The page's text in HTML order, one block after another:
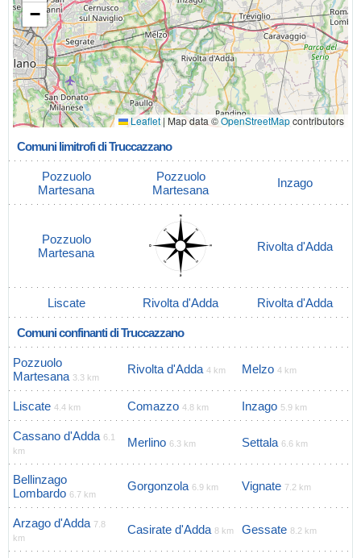
−
Leaflet | Map data ©OpenStreetMapcontributors
Comuni limitrofi di Truccazzano
Pozzuolo
Martesana
Pozzuolo
Martesana
Inzago
Pozzuolo
Martesana
Rivolta d'Adda
Liscate Rivolta d'Adda Rivolta d'Adda
Comuni confinanti di Truccazzano
Pozzuolo
Martesana 3.3 km
Rivolta d'Adda 4 km Melzo 4 km
Liscate 4.4 km Comazzo 4.8 km Inzago 5.9 km
Cassano d'Adda 6.1
km
Merlino 6.3 km Settala 6.6 km
Bellinzago
Lombardo 6.7 km
Gorgonzola 6.9 km Vignate 7.2 km
Arzago d'Adda 7.8
km
Casirate d'Adda 8 km Gessate 8.2 km